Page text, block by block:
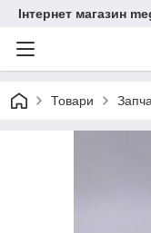
Інтернет магазин
Товари